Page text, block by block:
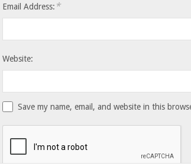
Email Address: *
Website:
Save my name, email, and website in this